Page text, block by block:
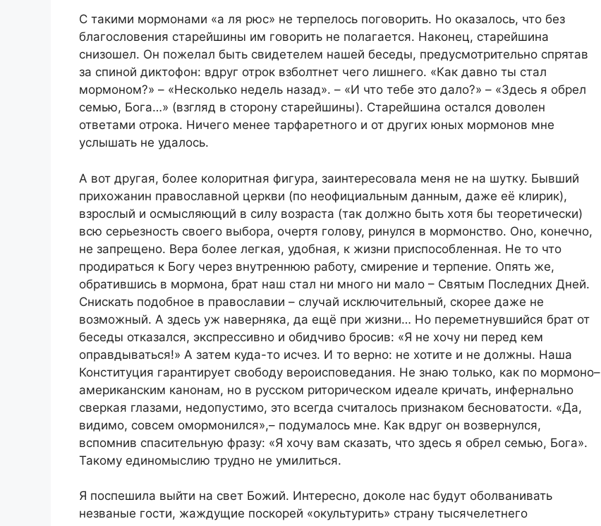
С такими мормонами «а ля рюс» не терпелось поговорить. Но оказалось, что без
благословения старейшины им говорить не полагается. Наконец, старейшина
снизошел. Он пожелал быть свидетелем нашей беседы, предусмотрительно спрятав
за спиной диктофон: вдруг отрок взболтнет чего лишнего. «Как давно ты стал
мормоном?» – «Несколько недель назад». – «И что тебе это дало?» – «Здесь я обрел
семью, Бога…» (взгляд в сторону старейшины). Старейшина остался доволен
ответами отрока. Ничего менее тарфаретного и от других юных мормонов мне
услышать не удалось.
А вот другая, более колоритная фигура, заинтересовала меня не на шутку. Бывший
прихожанин православной церкви (по неофициальным данным, даже её клирик),
взрослый и осмысляющий в силу возраста (так должно быть хотя бы теоретически)
всю серьезность своего выбора, очертя голову, ринулся в мормонство. Оно, конечно,
не запрещено. Вера более легкая, удобная, к жизни приспособленная. Не то что
продираться к Богу через внутреннюю работу, смирение и терпение. Опять же,
обратившись в мормона, брат наш стал ни много ни мало – Святым Последних Дней.
Снискать подобное в православии – случай исключительный, скорее даже не
возможный. А здесь уж наверняка, да ещё при жизни… Но переметнувшийся брат от
беседы отказался, экспрессивно и обидчиво бросив: «Я не хочу ни перед кем
оправдываться!» А затем куда-то исчез. И то верно: не хотите и не должны. Наша
Конституция гарантирует свободу вероисповедания. Не знаю только, как по мормоно–
американским канонам, но в русском риторическом идеале кричать, инфернально
сверкая глазами, недопустимо, это всегда считалось признаком бесноватости. «Да,
видимо, совсем омормонился»,– подумалось мне. Как вдруг он возвернулся,
вспомнив спасительную фразу: «Я хочу вам сказать, что здесь я обрел семью, Бога».
Такому единомыслию трудно не умилиться.
Я поспешила выйти на свет Божий. Интересно, доколе нас будут оболванивать
незваные гости, жаждущие поскорей «окультурить» страну тысячелетнего